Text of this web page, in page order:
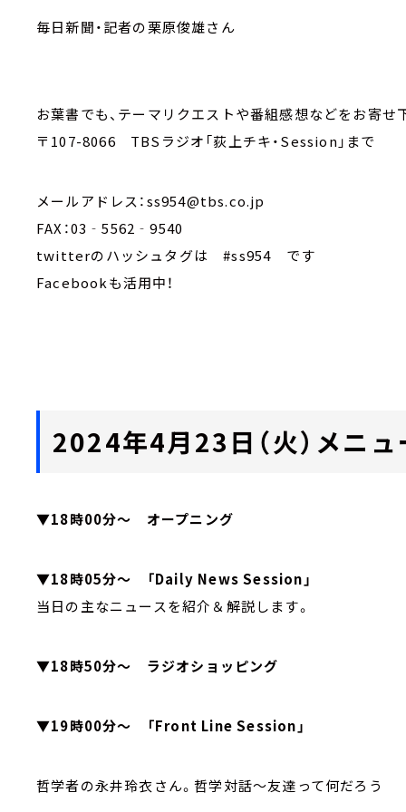
毎日新聞・記者の栗原俊雄さん
お葉書でも、テーマリクエストや番組感想などをお寄せ
〒107-8066 TBSラジオ「荻上チキ・Session」まで
メールアドレス：ss954@tbs.co.jp
FAX：03‐5562‐9540
twitterのハッシュタグは #ss954 です
Facebookも活用中！
2024年4月23日（火）メニュ
▼18時00分～ オープニング
▼18時05分～ 「Daily News Session」
当日の主なニュースを紹介＆解説します。
▼18時50分～ ラジオショッピング
▼19時00分～ 「Front Line Session」
哲学者の永井玲衣さん。哲学対話～友達って何だろう